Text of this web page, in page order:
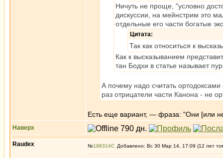
Ничуть не проще, "условно
дискуссии, на мейнстрим это
отдельные его части богатые
Цитата:
Так как относиться к
Как к высказыванием
тан Бодхи в статье называет
А почему надо считать
раз отрицатели части Канона - не
Есть еще вариант, — фраза: "Они [или
Наверх
Raudex №198314 Добавлено: Вс 30 Мар 14, 17:09 (12 лет